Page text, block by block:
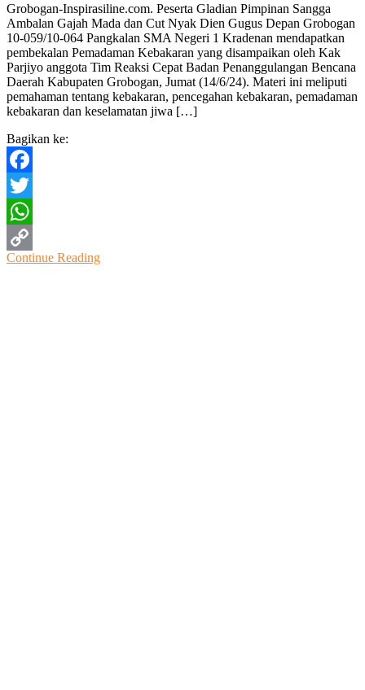
Edukasi,
Peserta
Dianpinsa
Diajari
Pemadaman
Kebakaran
Grobogan-Inspirasiline.com. Peserta Gladian Pimpinan Sangga
Ambalan Gajah Mada dan Cut Nyak Dien Gugus Depan Grobogan
10-059/10-064 Pangkalan SMA Negeri 1 Kradenan mendapatkan
pembekalan Pemadaman Kebakaran yang disampaikan oleh Kak
Parjiyo anggota Tim Reaksi Cepat Badan Penanggulangan Bencana
Daerah Kabupaten Grobogan, Jumat (14/6/24). Materi ini meliputi
pemahaman tentang kebakaran, pencegahan kebakaran, pemadaman
kebakaran dan keselamatan jiwa […]
Bagikan ke:
Facebook
Twitter
WhatsApp
Copy
Continue Reading